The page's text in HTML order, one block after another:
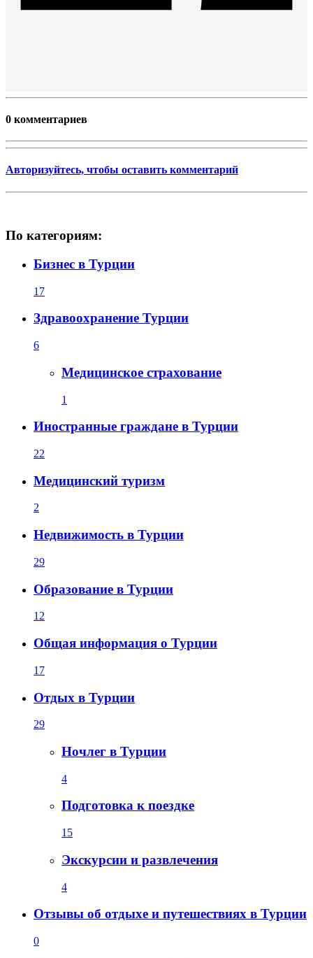
0 комментариев
Авторизуйтесь, чтобы оставить комментарий
По категориям:
Бизнес в Турции
17
Здравоохранение Турции
6
Медицинское страхование
1
Иностранные граждане в Турции
22
Медицинский туризм
2
Недвижимость в Турции
29
Образование в Турции
12
Общая информация о Турции
17
Отдых в Турции
29
Ночлег в Турции
4
Подготовка к поездке
15
Экскурсии и развлечения
4
Отзывы об отдыхе и путешествиях в Турции
0